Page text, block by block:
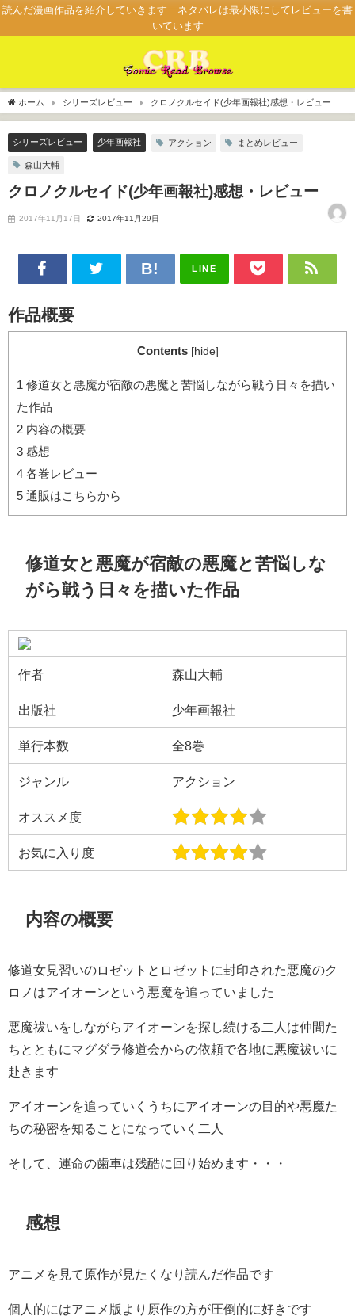
読んだ漫画作品を紹介していきます ネタバレは最小限にしてレビューを書
いています
ホーム シリーズレビュー クロノクルセイド(少年画報社)感想・レビュー
シリーズレビュー 少年画報社 アクション まとめレビュー
森山大輔
クロノクルセイド(少年画報社)感想・レビュー
2017年11月17日 2017年11月29日
LINE
作品概要
Contents [hide]
1 修道女と悪魔が宿敵の悪魔と苦悩しながら戦う日々を描い
た作品
2 内容の概要
3 感想
4 各巻レビュー
5 通販はこちらから
修道女と悪魔が宿敵の悪魔と苦悩しな
がら戦う日々を描いた作品
作者 森山大輔
出版社 少年画報社
単行本数 全8巻
ジャンル アクション
オススメ度
お気に入り度
内容の概要
修道女見習いのロゼットとロゼットに封印された悪魔のク
ロノはアイオーンという悪魔を追っていました
悪魔祓いをしながらアイオーンを探し続ける二人は仲間た
ちとともにマグダラ修道会からの依頼で各地に悪魔祓いに
赴きます
アイオーンを追っていくうちにアイオーンの目的や悪魔た
ちの秘密を知ることになっていく二人
そして、運命の歯車は残酷に回り始めます・・・
感想
アニメを見て原作が見たくなり読んだ作品です
個人的にはアニメ版より原作の方が圧倒的に好きです